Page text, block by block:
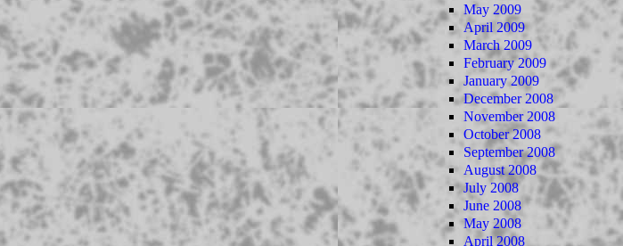
May 2009
April 2009
March 2009
February 2009
January 2009
December 2008
November 2008
October 2008
September 2008
August 2008
July 2008
June 2008
May 2008
April 2008